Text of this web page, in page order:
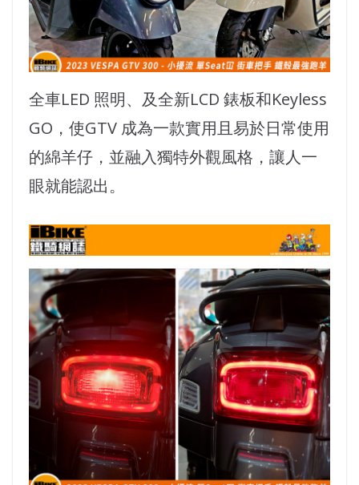
全車LED 照明、及全新LCD 錶板和Keyless
GO，使GTV 成為一款實用且易於日常使用
的綿羊仔，並融入獨特外觀風格，讓人一
眼就能認出。